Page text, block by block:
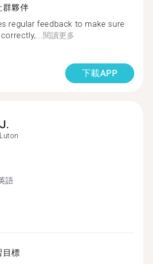
群夥伴
regular feedback to make sure
閱讀更多
下載APP
J.
Luton
語
目標